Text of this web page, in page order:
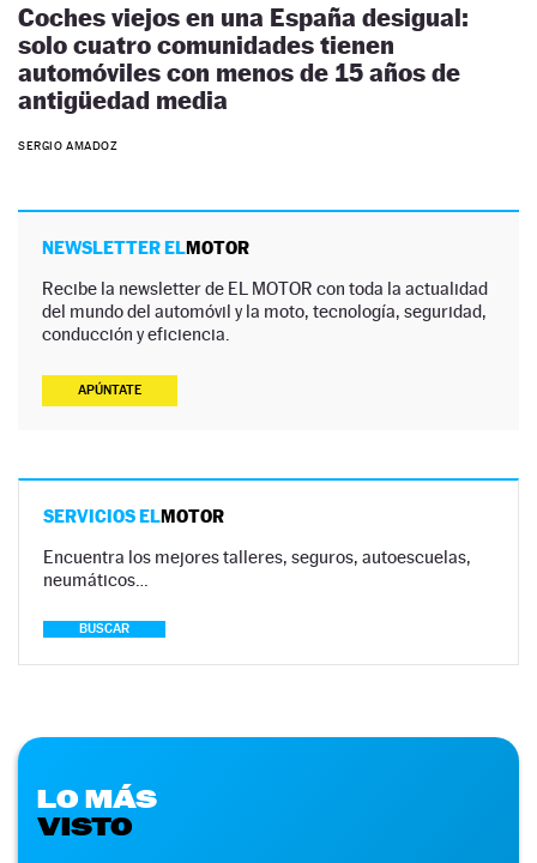
Coches viejos en una España desigual:
solo cuatro comunidades tienen
automóviles con menos de 15 años de
antigüedad media
SERGIO AMADOZ
NEWSLETTER ELMOTOR
Recibe la newsletter de EL MOTOR con toda la actualidad
del mundo del automóvil y la moto, tecnología, seguridad,
conducción y eficiencia.
APÚNTATE
SERVICIOS ELMOTOR
Encuentra los mejores talleres, seguros, autoescuelas,
neumáticos…
BUSCAR
LO MÁS
VISTO